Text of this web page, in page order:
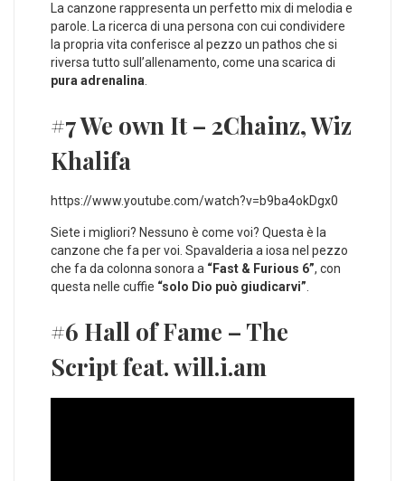
La canzone rappresenta un perfetto mix di melodia e
parole. La ricerca di una persona con cui condividere
la propria vita conferisce al pezzo un pathos che si
riversa tutto sull’allenamento, come una scarica di
pura adrenalina.
#7 We own It – 2Chainz, Wiz
Khalifa
https://www.youtube.com/watch?v=b9ba4okDgx0
Siete i migliori? Nessuno è come voi? Questa è la
canzone che fa per voi. Spavalderia a iosa nel pezzo
che fa da colonna sonora a “Fast & Furious 6”, con
questa nelle cuffie “solo Dio può giudicarvi”.
#6 Hall of Fame – The
Script feat. will.i.am